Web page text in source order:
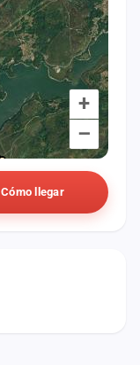
+
–
Cómo llegar